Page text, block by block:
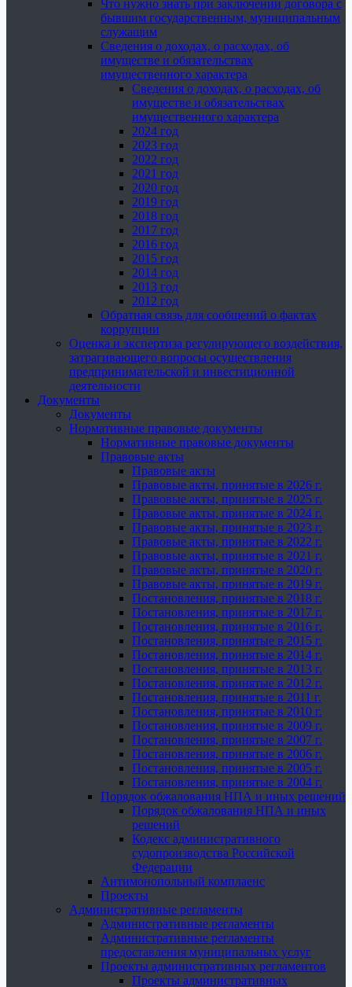
Что нужно знать при заключении договора с
бывшим государственным, муниципальным
служащим
Сведения о доходах, о расходах, об
имуществе и обязательствах
имущественного характера
Сведения о доходах, о расходах, об
имуществе и обязательствах
имущественного характера
2024 год
2023 год
2022 год
2021 год
2020 год
2019 год
2018 год
2017 год
2016 год
2015 год
2014 год
2013 год
2012 год
Обратная связь для сообщений о фактах
коррупции
Оценка и экспертиза регулирующего воздействия,
затрагивающего вопросы осуществления
предпринимательской и инвестиционной
деятельности
Документы
Документы
Нормативные правовые документы
Нормативные правовые документы
Правовые акты
Правовые акты
Правовые акты, принятые в 2026 г.
Правовые акты, принятые в 2025 г.
Правовые акты, принятые в 2024 г.
Правовые акты, принятые в 2023 г.
Правовые акты, принятые в 2022 г.
Правовые акты, принятые в 2021 г.
Правовые акты, принятые в 2020 г.
Правовые акты, принятые в 2019 г.
Постановления, принятые в 2018 г.
Постановления, принятые в 2017 г.
Постановления, принятые в 2016 г.
Постановления, принятые в 2015 г.
Постановления, принятые в 2014 г.
Постановления, принятые в 2013 г.
Постановления, принятые в 2012 г.
Постановления, принятые в 2011 г.
Постановления, принятые в 2010 г.
Постановления, принятые в 2009 г.
Постановления, принятые в 2007 г.
Постановления, принятые в 2006 г.
Постановления, принятые в 2005 г.
Постановления, принятые в 2004 г.
Порядок обжалования НПА и иных решений
Порядок обжалования НПА и иных
решений
Кодекс административного
судопроизводства Российской
Федерации
Антимонопольный комплаенс
Проекты
Административные регламенты
Административные регламенты
Административные регламенты
предоставления муниципальных услуг
Проекты административных регламентов
Проекты административных